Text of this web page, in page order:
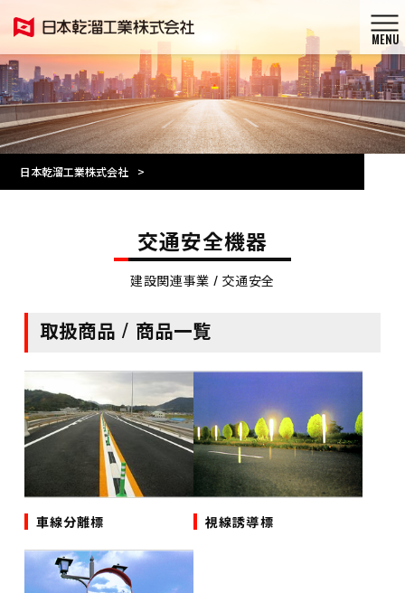
MENU
日本乾溜工業株式会社 >
交通安全機器
建設関連事業 / 交通安全
取扱商品 / 商品一覧
車線分離標 視線誘導標